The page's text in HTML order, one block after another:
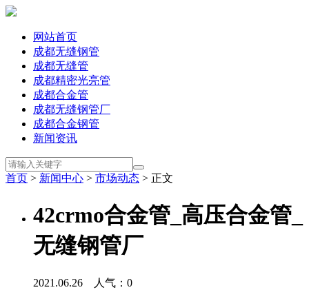
网站首页
成都无缝钢管
成都无缝管
成都精密光亮管
成都合金管
成都无缝钢管厂
成都合金钢管
新闻资讯
首页 > 新闻中心 > 市场动态 > 正文
42crmo合金管_高压合金管_
无缝钢管厂
2021.06.26 人气： 0